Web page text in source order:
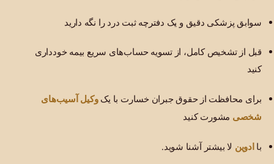
سوابق پزشکی دقیق و یک دفترچه ثبت درد را نگه دارید
قبل از تشخیص کامل، از تسویه حساب‌های سریع بیمه خودداری
کنید
برای محافظت از حقوق جبران خسارت با یکوکیل آسیب‌های
شخصی مشورت کنید
با ادوین لا بیشتر آشنا شوید.